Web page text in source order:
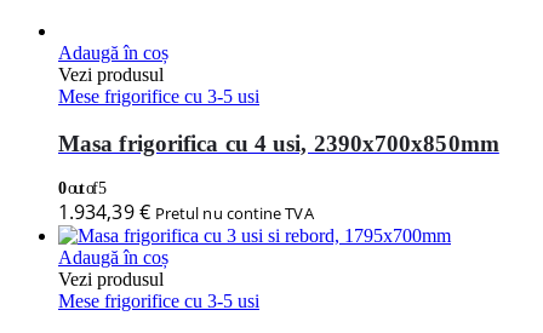
Adaugă în coș
Vezi produsul
Mese frigorifice cu 3-5 usi
Masa frigorifica cu 4 usi, 2390x700x850mm
0out of 5
1.934,39€ Pretul nu contine TVA
Adaugă în coș
Vezi produsul
Mese frigorifice cu 3-5 usi